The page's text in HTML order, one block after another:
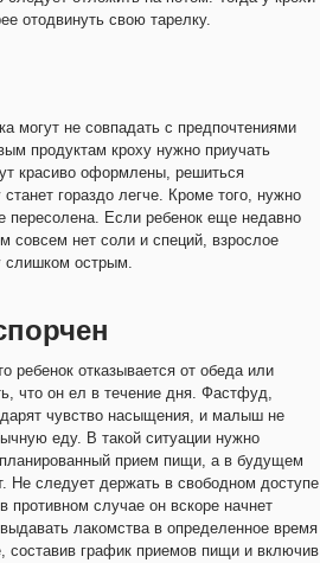
отодвинуть свою тарелку.
могут не совпадать с предпочтениями
продуктам кроху нужно приучать
красиво оформлены, решиться
гораздо легче. Кроме того, нужно
пересолена. Если ребенок еще недавно
совсем нет соли и специй, взрослое
слишком острым.
ребенок отказывается от обеда или
что он ел в течение дня. Фастфуд,
чувство насыщения, и малыш не
еду. В такой ситуации нужно
прием пищи, а в будущем
Не следует держать в свободном доступе
противном случае он вскоре начнет
лакомства в определенное время
составив график приемов пищи и включив